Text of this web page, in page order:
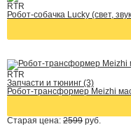
RTR
Робот-собачка Lucky (cвет,
RTR
Запчасти и тюнинг (3)
Робот-трансформер Meizhi
Старая цена: 2599 руб.